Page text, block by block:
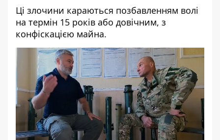
Ці злочини караються позбавленням волі
на термін 15 років або довічним, з
конфіскацією майна.